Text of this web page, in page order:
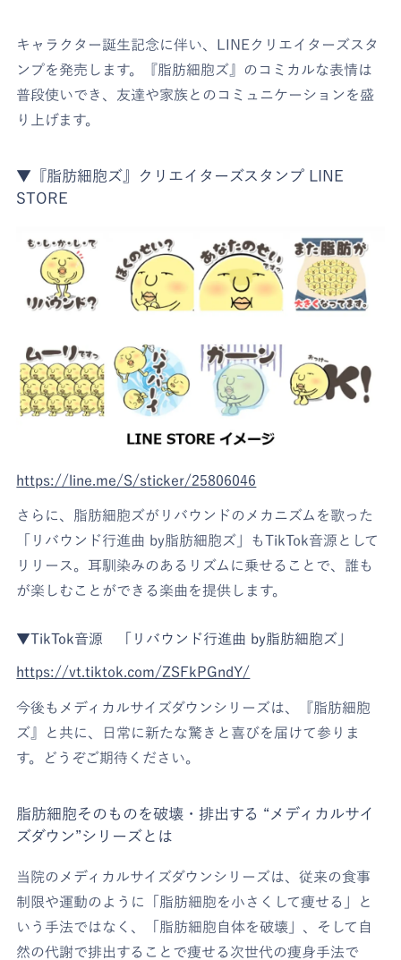
キャラクター誕生記念に伴い、LINEクリエイターズスタ
ンプを発売します。『脂肪細胞ズ』のコミカルな表情は
普段使いでき、友達や家族とのコミュニケーションを盛
り上げます。
▼『脂肪細胞ズ』クリエイターズスタンプ LINE
STORE
https://line.me/S/sticker/25806046
さらに、脂肪細胞ズがリバウンドのメカニズムを歌った
「リバウンド行進曲 by脂肪細胞ズ」もTikTok音源として
リリース。耳馴染みのあるリズムに乗せることで、誰も
が楽しむことができる楽曲を提供します。
▼TikTok音源 「リバウンド行進曲 by脂肪細胞ズ」
https://vt.tiktok.com/ZSFkPGndY/
今後もメディカルサイズダウンシリーズは、『脂肪細胞
ズ』と共に、日常に新たな驚きと喜びを届けて参りま
す。どうぞご期待ください。
脂肪細胞そのものを破壊・排出する “メディカルサイ
ズダウン”シリーズとは
当院のメディカルサイズダウンシリーズは、従来の食事
制限や運動のように「脂肪細胞を小さくして痩せる」と
いう手法ではなく、「脂肪細胞自体を破壊」、そして自
然の代謝で排出することで痩せる次世代の痩身手法で